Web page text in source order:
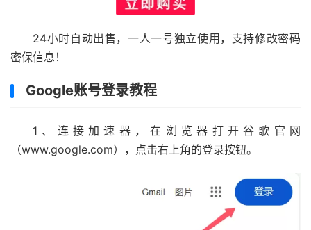
24小时自动出售，一人一号独立使用，支持修改密码
密保信息！
Google账号登录教程
1、连接加速器，在浏览器打开谷歌官网
（www.google.com），点击右上角的登录按钮。